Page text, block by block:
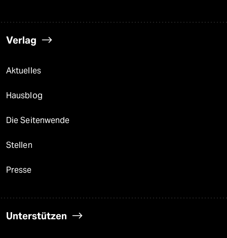
Verlag
Aktuelles
Hausblog
Die Seitenwende
Stellen
Presse
Unterstützen